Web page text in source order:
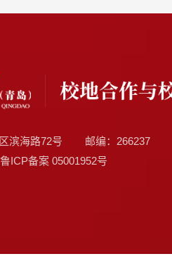
滨海路72号
邮编：266237
鲁ICP备案 05001952号